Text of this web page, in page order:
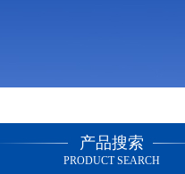
产品搜索
PRODUCT SEARCH